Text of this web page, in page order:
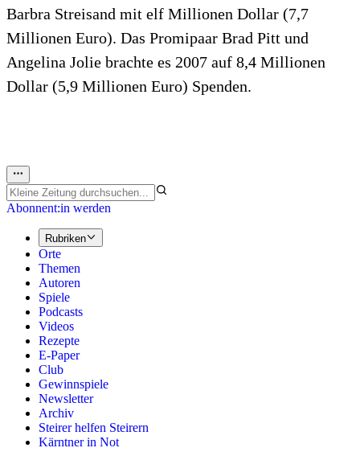
Barbra Streisand mit elf Millionen Dollar (7,7
Millionen Euro). Das Promipaar Brad Pitt und
Angelina Jolie brachte es 2007 auf 8,4 Millionen
Dollar (5,9 Millionen Euro) Spenden.
Abonnent:in werden
Rubriken
Orte
Themen
Autoren
Spiele
Podcasts
Videos
Rezepte
E-Paper
Club
Gewinnspiele
Newsletter
Archiv
Steirer helfen Steirern
Kärntner in Not